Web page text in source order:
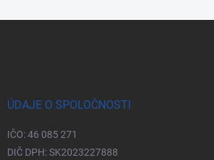
ÚDAJE O SPOLOČNOSTI
IČO: 46 085 271
DIČ DPH: SK2023227888